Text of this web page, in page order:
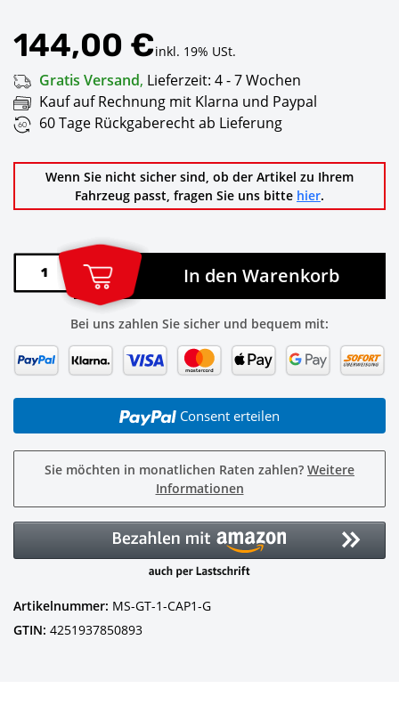
144,00 €inkl. 19% USt.
Gratis Versand, Lieferzeit: 4 - 7 Wochen
Kauf auf Rechnung mit Klarna und Paypal
60 Tage Rückgaberecht ab Lieferung
Wenn Sie nicht sicher sind, ob der Artikel zu Ihrem
Fahrzeug passt, fragen Sie uns bitte hier.
In den Warenkorb
Bei uns zahlen Sie sicher und bequem mit:
Consent erteilen
Sie möchten in monatlichen Raten zahlen? Weitere
Informationen
Artikelnummer: MS-GT-1-CAP1-G
GTIN: 4251937850893